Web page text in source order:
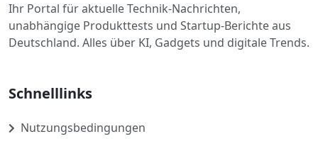
Ihr Portal für aktuelle Technik-Nachrichten,
unabhängige Produkttests und Startup-Berichte aus
Deutschland. Alles über KI, Gadgets und digitale Trends.
Schnelllinks
Nutzungsbedingungen